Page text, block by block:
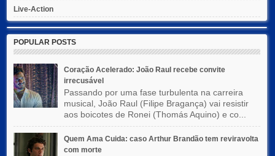
Live-Action
POPULAR POSTS
Coração Acelerado: João Raul recebe convite
irrecusável
Passando por uma fase turbulenta na carreira
musical, João Raul (Filipe Bragança) vai resistir
aos boicotes de Ronei (Thomás Aquino) e co...
Quem Ama Cuida: caso Arthur Brandão tem reviravolta
com morte